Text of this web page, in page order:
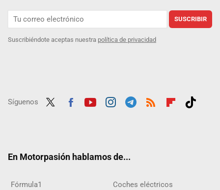
SUSCRIBIR
Suscribiéndote aceptas nuestra política de privacidad
Síguenos
En Motorpasión hablamos de...
Fórmula1 Coches eléctricos